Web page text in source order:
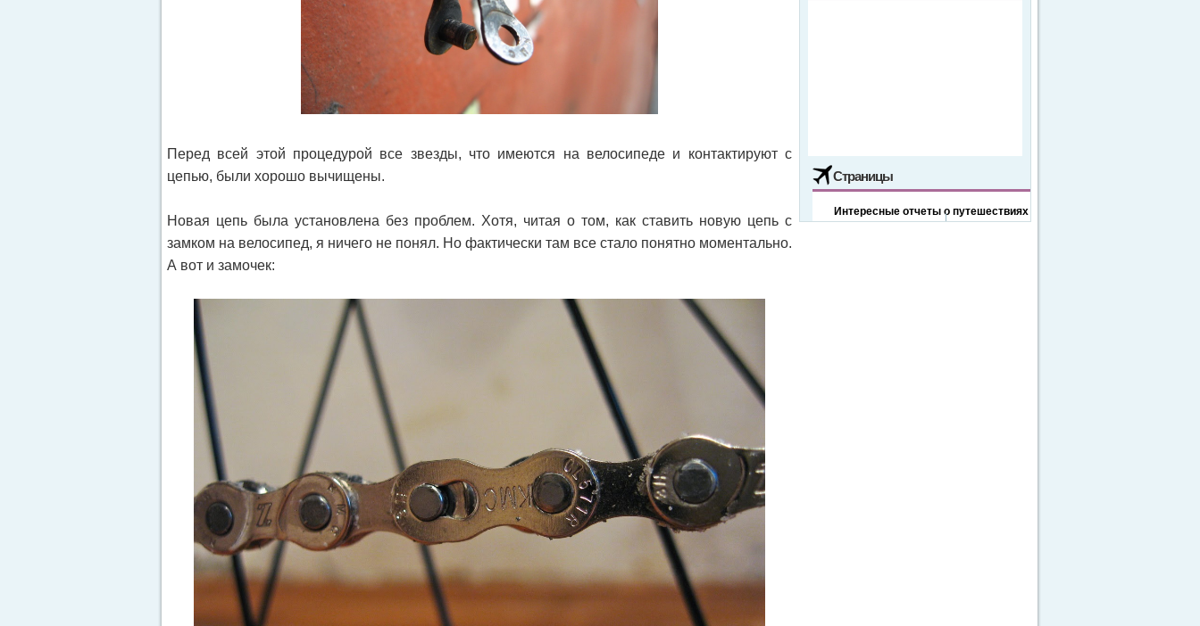
Перед всей этой процедурой все звезды, что имеются на велосипеде и контактируют с
цепью, были хорошо вычищены.
Новая цепь была установлена без проблем. Хотя, читая о том, как ставить новую цепь с
замком на велосипед, я ничего не понял. Но фактически там все стало понятно моментально.
А вот и замочек:
Страницы
Интересные отчеты о путешествиях